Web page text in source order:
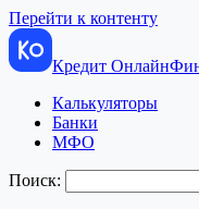
Перейти к контенту
Кредит Онлайн
Калькуляторы
Банки
МФО
Поиск: